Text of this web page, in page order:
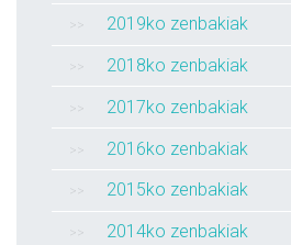
2019ko zenbakiak
2018ko zenbakiak
2017ko zenbakiak
2016ko zenbakiak
2015ko zenbakiak
2014ko zenbakiak